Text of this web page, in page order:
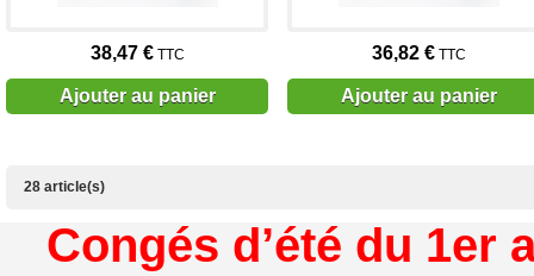
38,47 €TTC
Ajouter au panier
36,82 €TTC
Ajouter au panier
28 article(s)
Congés d’été du 1er